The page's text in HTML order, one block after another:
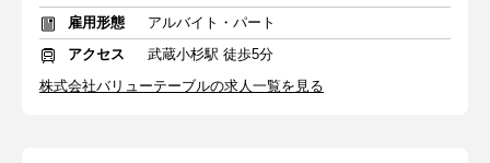
雇用形態
アルバイト・パート
アクセス
武蔵小杉駅 徒歩5分
株式会社バリューテーブルの求人一覧を見る